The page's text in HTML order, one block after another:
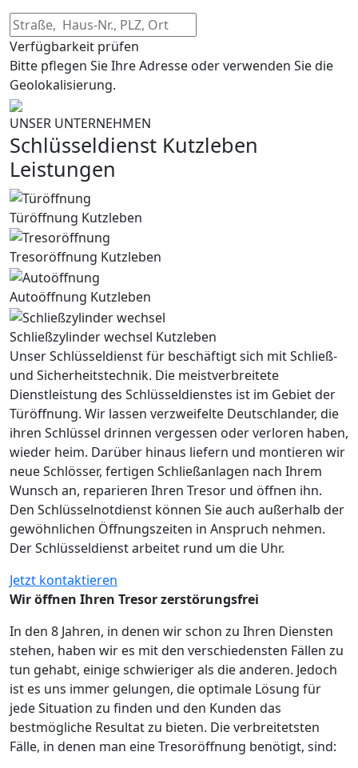
Verfügbarkeit prüfen
Bitte pflegen Sie Ihre Adresse oder verwenden Sie die
Geolokalisierung.
UNSER UNTERNEHMEN
Schlüsseldienst Kutzleben
Leistungen
Türöffnung Kutzleben
Tresoröffnung Kutzleben
Autoöffnung Kutzleben
Schließzylinder wechsel Kutzleben
Unser Schlüsseldienst für beschäftigt sich mit Schließ-
und Sicherheitstechnik. Die meistverbreitete
Dienstleistung des Schlüsseldienstes ist im Gebiet der
Türöffnung. Wir lassen verzweifelte Deutschlander, die
ihren Schlüssel drinnen vergessen oder verloren haben,
wieder heim. Darüber hinaus liefern und montieren wir
neue Schlösser, fertigen Schließanlagen nach Ihrem
Wunsch an, reparieren Ihren Tresor und öffnen ihn.
Den Schlüsselnotdienst können Sie auch außerhalb der
gewöhnlichen Öffnungszeiten in Anspruch nehmen.
Der Schlüsseldienst arbeitet rund um die Uhr.
Jetzt kontaktieren
Wir öffnen Ihren Tresor zerstörungsfrei
In den 8 Jahren, in denen wir schon zu Ihren Diensten
stehen, haben wir es mit den verschiedensten Fällen zu
tun gehabt, einige schwieriger als die anderen. Jedoch
ist es uns immer gelungen, die optimale Lösung für
jede Situation zu finden und den Kunden das
bestmögliche Resultat zu bieten. Die verbreitetsten
Fälle, in denen man eine Tresoröffnung benötigt, sind: